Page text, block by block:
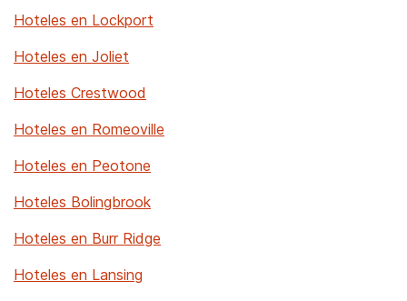
Hoteles en Lockport
Hoteles en Joliet
Hoteles Crestwood
Hoteles en Romeoville
Hoteles en Peotone
Hoteles Bolingbrook
Hoteles en Burr Ridge
Hoteles en Lansing